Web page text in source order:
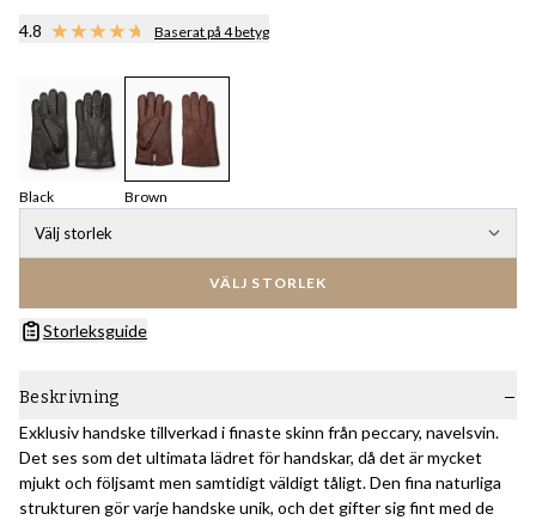
4.8 Baserat på 4 betyg
Black Brown
Välj storlek
VÄLJ STORLEK
Storleksguide
Beskrivning
Exklusiv handske tillverkad i finaste skinn från peccary, navelsvin.
Det ses som det ultimata lädret för handskar, då det är mycket
mjukt och följsamt men samtidigt väldigt tåligt. Den fina naturliga
strukturen gör varje handske unik, och det gifter sig fint med de